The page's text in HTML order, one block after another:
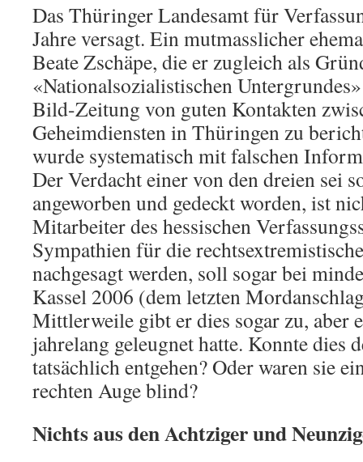
Das Thüringer Landesamt für
Jahre versagt. Ein mutmasslicher
Beate Zschäpe, die er zugleich als
«Nationalsozialistischen
Bild-Zeitung von guten Kontakten
Geheimdiensten in Thüringen zu
wurde systematisch mit falschen
Der Verdacht einer von den dreien sei
angeworben und gedeckt worden, ist
Mitarbeiter des hessischen
Sympathien für die
nachgesagt werden, soll sogar bei
Kassel 2006 (dem letzten
Mittlerweile gibt er dies sogar zu, aber
jahrelang geleugnet hatte. Konnte dies
tatsächlich entgehen? Oder waren sie
rechten Auge blind?
Nichts aus den Achtziger und